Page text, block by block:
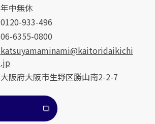
年中無休
0120-933-496
06-6355-0800
katsuyamaminami@kaitoridaikichi
.jp
大阪府大阪市生野区勝山南2-2-7